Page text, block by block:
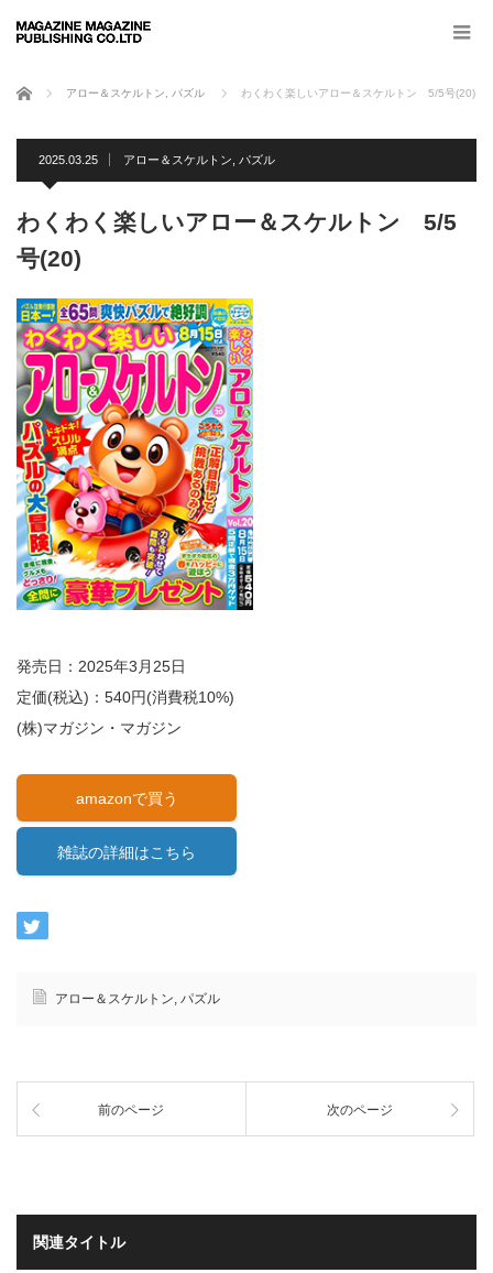
ホーム アロー＆スケルトン パズル わくわく楽しいアロー＆スケルトン 5/5号(20)
2025.03.25 アロー＆スケルトン パズル
わくわく楽しいアロー＆スケルトン 5/5
号(20)
発売日：2025年3月25日
定価(税込)：540円(消費税10%)
(株)マガジン・マガジン
amazonで買う
雑誌の詳細はこちら
アロー＆スケルトン パズル
前のページ 次のページ
関連タイトル